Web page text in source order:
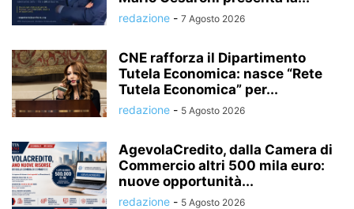
redazione - 7 Agosto 2026
CNE rafforza il Dipartimento
Tutela Economica: nasce “Rete
Tutela Economica” per...
redazione - 5 Agosto 2026
AgevolaCredito, dalla Camera di
Commercio altri 500 mila euro:
nuove opportunità...
redazione - 5 Agosto 2026